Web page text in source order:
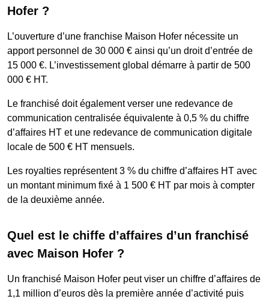
Hofer ?
L’ouverture d’une franchise Maison Hofer nécessite un
apport personnel de 30 000 € ainsi qu’un droit d’entrée de
15 000 €. L’investissement global démarre à partir de 500
000 € HT.
Le franchisé doit également verser une redevance de
communication centralisée équivalente à 0,5 % du chiffre
d’affaires HT et une redevance de communication digitale
locale de 500 € HT mensuels.
Les royalties représentent 3 % du chiffre d’affaires HT avec
un montant minimum fixé à 1 500 € HT par mois à compter
de la deuxième année.
Quel est le chiffe d’affaires d’un franchisé
avec Maison Hofer ?
Un franchisé Maison Hofer peut viser un chiffre d’affaires de
1,1 million d’euros dès la première année d’activité puis